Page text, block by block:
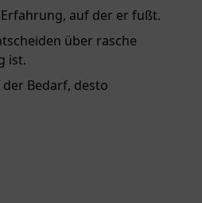
auf der er fußt.
über rasche
ist.
Bedarf, desto